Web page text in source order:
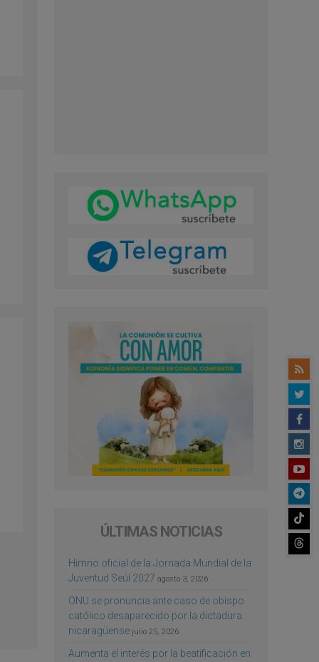
ÚLTIMAS NOTICIAS
Himno oficial de la Jornada Mundial de la
Juventud Seúl 2027 agosto 3, 2026
ONU se pronuncia ante caso de obispo
católico desaparecido por la dictadura
nicaragüense julio 25, 2026
Aumenta el interés por la beatificación en